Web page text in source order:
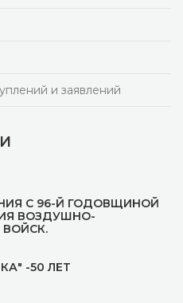
и заявлений
С 96-Й ГОДОВЩИНОЙ
ВОЗДУШНО-
-50 ЛЕТ